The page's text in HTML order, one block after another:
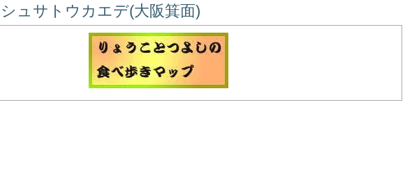
ュサトウカエデ(大阪箕面)